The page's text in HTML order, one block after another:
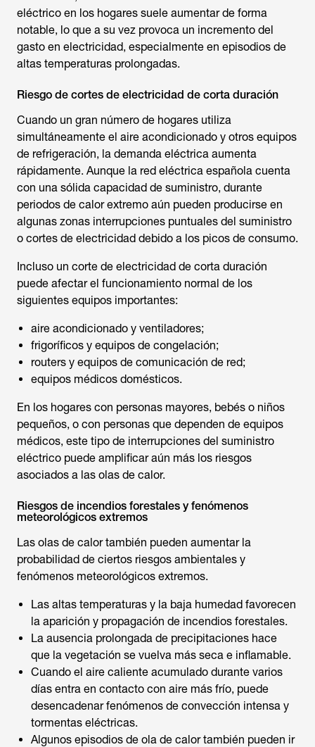
eléctrico en los hogares suele aumentar de forma
notable, lo que a su vez provoca un incremento del
gasto en electricidad, especialmente en episodios de
altas temperaturas prolongadas.
Riesgo de cortes de electricidad de corta duración
Cuando un gran número de hogares utiliza
simultáneamente el aire acondicionado y otros equipos
de refrigeración, la demanda eléctrica aumenta
rápidamente. Aunque la red eléctrica española cuenta
con una sólida capacidad de suministro, durante
periodos de calor extremo aún pueden producirse en
algunas zonas interrupciones puntuales del suministro
o cortes de electricidad debido a los picos de consumo.
Incluso un corte de electricidad de corta duración
puede afectar el funcionamiento normal de los
siguientes equipos importantes:
aire acondicionado y ventiladores;
frigoríficos y equipos de congelación;
routers y equipos de comunicación de red;
equipos médicos domésticos.
En los hogares con personas mayores, bebés o niños
pequeños, o con personas que dependen de equipos
médicos, este tipo de interrupciones del suministro
eléctrico puede amplificar aún más los riesgos
asociados a las olas de calor.
Riesgos de incendios forestales y fenómenos
meteorológicos extremos
Las olas de calor también pueden aumentar la
probabilidad de ciertos riesgos ambientales y
fenómenos meteorológicos extremos.
Las altas temperaturas y la baja humedad favorecen
la aparición y propagación de incendios forestales.
La ausencia prolongada de precipitaciones hace
que la vegetación se vuelva más seca e inflamable.
Cuando el aire caliente acumulado durante varios
días entra en contacto con aire más frío, puede
desencadenar fenómenos de convección intensa y
tormentas eléctricas.
Algunos episodios de ola de calor también pueden ir